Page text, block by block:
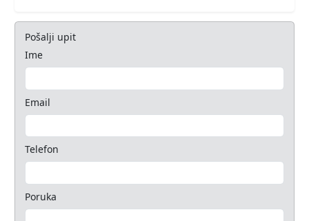
Pošalji upit
Ime
Email
Telefon
Poruka